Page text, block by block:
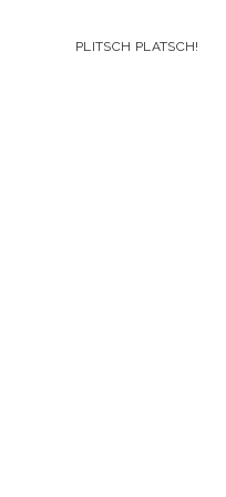
PLITSCH PLATSCH!